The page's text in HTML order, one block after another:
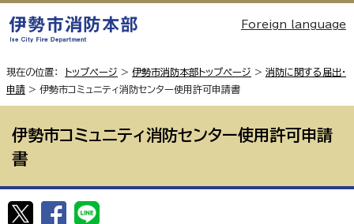
Foreign language
現在の位置： トップページ > 伊勢市消防本部トップページ > 消防に関する届出・
申請 > 伊勢市コミュニティ消防センター使用許可申請書
伊勢市コミュニティ消防センター使用許可申請
書